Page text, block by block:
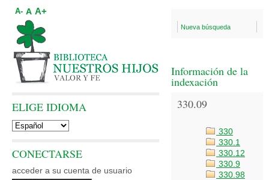
Nueva búsqueda
Información de la
indexación
330.09
330
330.1
330.12
330.9
330.98
A- A A+
ELIGE IDIOMA
CONECTARSE
acceder a su cuenta de usuario